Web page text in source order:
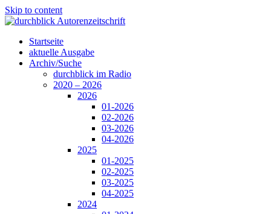
Skip to content
Startseite
aktuelle Ausgabe
Archiv/Suche
durchblick im Radio
2020 – 2026
2026
01-2026
02-2026
03-2026
04-2026
2025
01-2025
02-2025
03-2025
04-2025
2024